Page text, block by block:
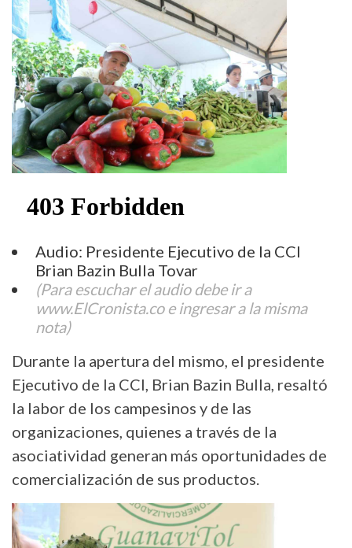
Audio: Presidente Ejecutivo de la CCI
Brian Bazin Bulla Tovar
(Para escuchar el audio debe ir a
www.ElCronista.co e ingresar a la misma
nota)
Durante la apertura del mismo, el presidente
Ejecutivo de la CCI, Brian Bazin Bulla, resaltó
la labor de los campesinos y de las
organizaciones, quienes a través de la
asociatividad generan más oportunidades de
comercialización de sus productos.